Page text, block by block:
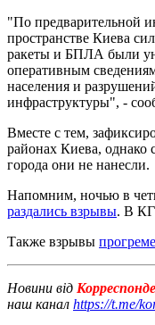
"По предварительной
пространстве Киева
ракеты и БПЛА были
оперативным
населения и
инфраструктуры", -
Вместе с тем,
районах Киева, однако
города они не нанесли.
Напомним, ночью в
раздались взрывы. В
Также взрывы
Новини від
наш канал https://t.me/